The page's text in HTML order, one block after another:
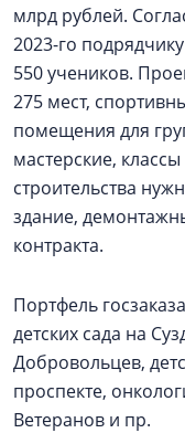
млрд рублей.
2023-го
550 учеников.
275 мест,
помещения для
мастерские,
строительства
здание,
контракта.
Портфель
детских сада на
Добровольцев,
проспекте,
Ветеранов и пр.